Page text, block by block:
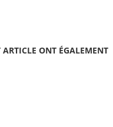
ONT ÉGALEMENT